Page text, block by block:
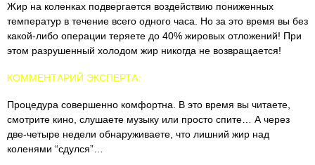
Жир на коленках подвергается воздействию пониженных
температур в течение всего одного часа. Но за это время вы без
какой-либо операции теряете до 40% жировых отложений! При
этом разрушенный холодом жир никогда не возвращается!
КОММЕНТАРИЙ ЭКСПЕРТА:
Процедура совершенно комфортна. В это время вы читаете,
смотрите кино, слушаете музыку или просто спите… А через
две-четыре недели обнаруживаете, что лишний жир над
коленями “сдулся”…